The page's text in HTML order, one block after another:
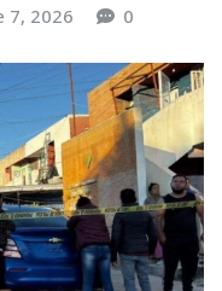
7, 2026 0